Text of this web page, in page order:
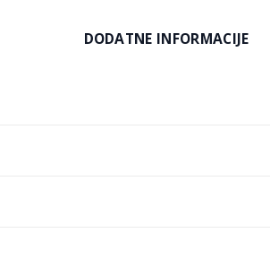
DODATNE INFORMACIJE